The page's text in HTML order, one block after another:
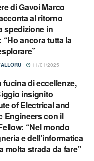
di Gavoi Marco
al ritorno
spedizione in
“Ho ancora tutta la
11/01/2025
fucina di eccellenze,
insignito
of Electrical and
Engineers con il
“Nel mondo
e dell’informatica
molta strada da fare”